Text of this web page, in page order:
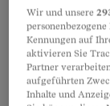
Der
die
Wir und unsere
Kennungen auf
aktivieren Sie
Partner
aufgeführten
Inhalte und